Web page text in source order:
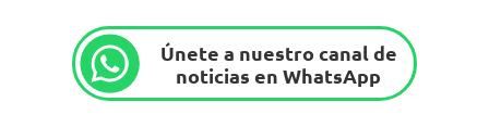
Únete a nuestro canal de
noticias en WhatsApp